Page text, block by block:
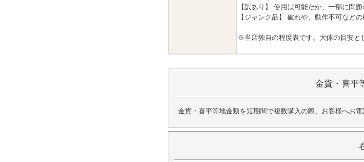
【訳あり】 使用は可能だか、一部に問
【ジャンク品】 破れや、動作不可など
※当店独自の程度表です。大体の目安と
金貨・喜平
金貨・喜平等地金類を短期間で複数購入の際、お客様へお